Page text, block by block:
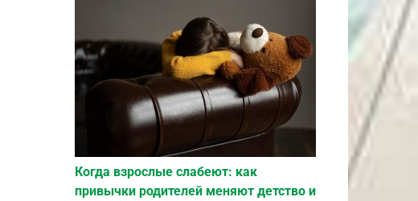
Когда взрослые слабеют: как
привычки родителей меняют детство и